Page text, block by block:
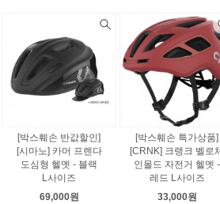
[박스훼손 반값할인]
[시마노] 카머 프렌다
도심형 헬멧 - 블랙
L사이즈
69,000원
[박스훼손 특가상품]
[CRNK] 크랭크 벨로체
인몰드 자전거 헬멧 -
레드 L사이즈
33,000원